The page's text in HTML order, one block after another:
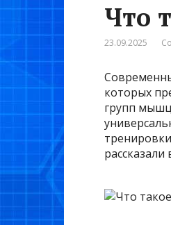
Что
23.09.2025
которых
групп
рассказали